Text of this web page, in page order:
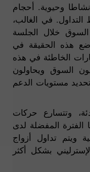
نشاطا وحيوية. أحجام
التداول. في الغالب،
خلال الجلسة
وضع هذه الحقيقة في
الخاطئة في هذه
السوق ويحاولون
مستويات الدعم
وتتسارع حركات
الفترة المفضلة لدى
ويتم تداول أزواج
بشكل أكثر